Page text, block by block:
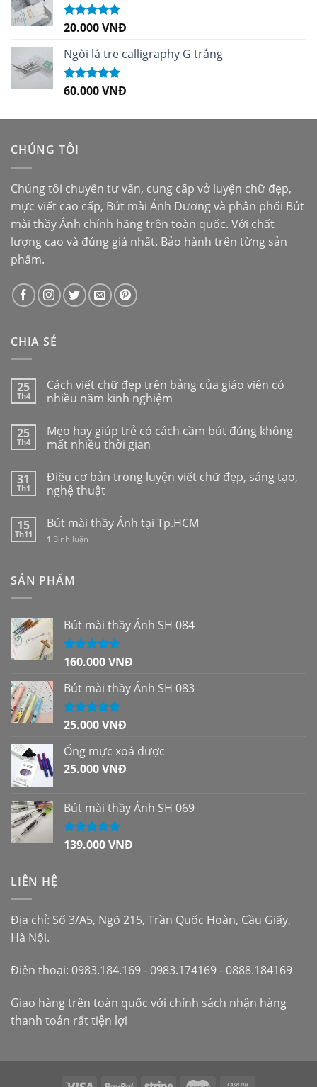
Được xếp
sao
20.000VNĐ
Ngòi lá tre calligraphy G trắng
Được xếp
60.000VNĐ
CHÚNG TÔI
Chúng tôi chuyên tư vấn, cung cấp vở luyện chữ đẹp,
mực viết cao cấp, Bút mài Ánh Dươngvà phân phối Bút
mài thầy Ánh chính hãng trên toàn quốc. Với chất
lượng cao và đúng giá nhất. Bảo hành trên từng sản
phẩm.
CHIA SẺ
25
Th4
Cách viết chữ đẹp trên bảng của giáo viên có
nhiều năm kinh nghiệm
25
Th4
Mẹo hay giúp trẻ có cách cầm bút đúng không
mất nhiều thời gian
31
Th1
Điều cơ bản trong luyện viết chữ đẹp, sáng tạo,
nghệ thuật
15
Th11
Bút mài thầy Ánh tại Tp.HCM
1 Bình luận
SẢN PHẨM
Bút mài thầy Ánh SH 084
Được xếp
sao
160.000VNĐ
Bút mài thầy Ánh SH 083
Được xếp
sao
25.000VNĐ
Ống mực xoá được
25.000VNĐ
Bút mài thầy Ánh SH 069
Được xếp
139.000VNĐ
LIÊN HỆ
Địa chỉ: Số 3/A5, Ngõ 215, Trần Quốc Hoàn, Cầu Giấy,
Hà Nội.
Điện thoại: 0983.184.169 - 0983.174169 - 0888.184169
Giao hàng trên toàn quốc với chính sách nhận hàng
thanh toán rất tiện lợi